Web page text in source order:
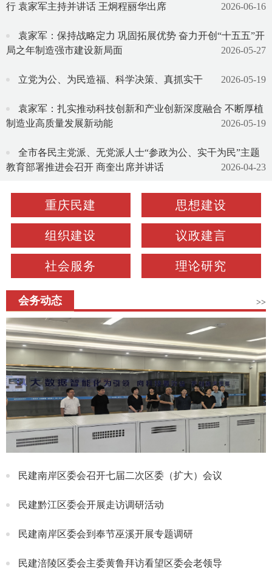
行 袁家军主持并讲话 王炯程丽华出席
2026-06-16
袁家军：保持战略定力 巩固拓展优势 奋力开创“十五五”开
局之年制造强市建设新局面
2026-05-27
立党为公、为民造福、科学决策、真抓实干 2026-05-19
袁家军：扎实推动科技创新和产业创新深度融合 不断厚植
制造业高质量发展新动能
2026-05-19
全市各民主党派、无党派人士“参政为公、实干为民”主题
教育部署推进会召开 商奎出席并讲话
2026-04-23
重庆民建 思想建设
组织建设 议政建言
社会服务 理论研究
会务动态 >>
民建南岸区委会召开七届二次区委（扩大）会议
民建黔江区委会开展走访调研活动
民建南岸区委会到奉节巫溪开展专题调研
民建涪陵区委会主委黄鲁拜访看望区委会老领导